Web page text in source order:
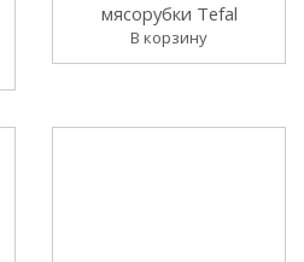
мясорубки Tefal
В корзину